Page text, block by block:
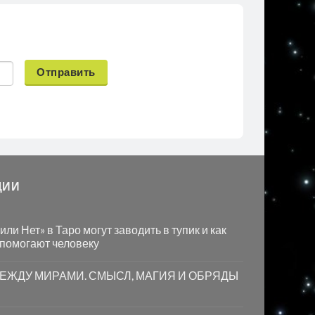
Отправить
Нет» в Таро могут заводить в тупик и как
человеку
МИРАМИ. СМЫСЛ, МАГИЯ И ОБРЯДЫ